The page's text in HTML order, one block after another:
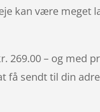
kan være meget
269.00 – og med
få sendt til din